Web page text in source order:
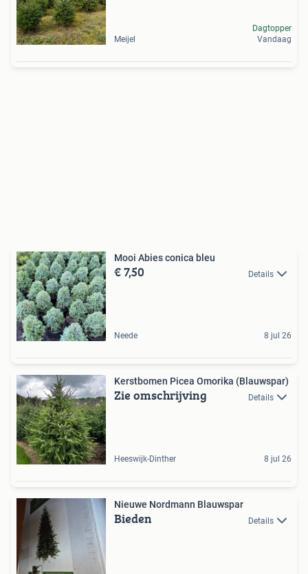
Meijel
Dagtopper
Vandaag
Mooi Abies conica bleu
€ 7,50 Details
Neede 8 jul 26
Kerstbomen Picea Omorika (Blauwspar)
Zie omschrijving Details
Heeswijk-Dinther 8 jul 26
Nieuwe Nordmann Blauwspar
Bieden Details